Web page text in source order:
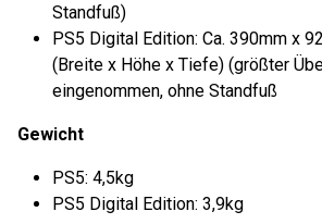
Standfuß)
PS5 Digital Edition: Ca. 390mm x
(Breite x Höhe x Tiefe) (größter
eingenommen, ohne Standfuß
Gewicht
PS5: 4,5kg
PS5 Digital Edition: 3,9kg